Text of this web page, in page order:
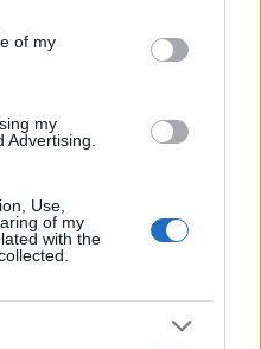
purposes in below Google
of my
my
Advertising.
Use,
of my
with the
haderővel
hogy maguk
és időpontját.
kitartaniuk.
tömbről tömbre
A felkelés alatt
meg, a nácik
katonát veszítettek.